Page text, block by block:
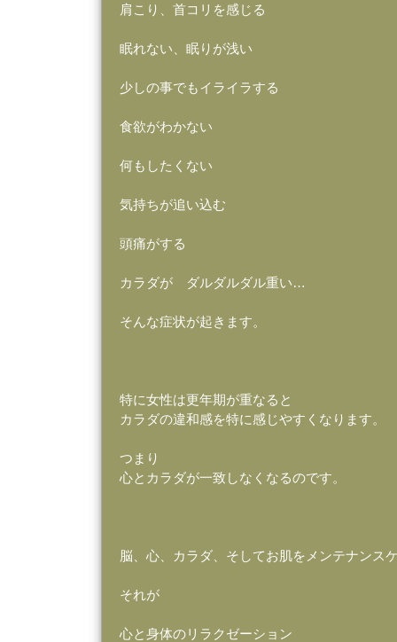
肩こり、首コリを感じる
眠れない、眠りが浅い
少しの事でもイライラする
食欲がわかない
何もしたくない
気持ちが追い込む
頭痛がする
カラダが ダルダルダル重い…
そんな症状が起きます。
特に女性は更年期が重なると
カラダの違和感を特に感じやすくなります。
つまり
心とカラダが一致しなくなるのです。
脳、心、カラダ、そしてお肌をメンテナンス
それが
心と身体のリラクゼーション